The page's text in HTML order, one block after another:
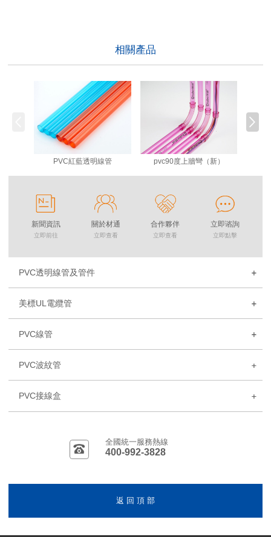
相關產品
PVC紅藍透明線管 pvc90度上牆彎（新）
新聞資訊
立即前往
關於材通
立即查看
合作夥伴
立即查看
立即谘詢
立即點擊
PVC透明線管及管件
美標UL電纜管
PVC線管
PVC波紋管
PVC接線盒
全國統一服務熱線
400-992-3828
返 回 頂 部